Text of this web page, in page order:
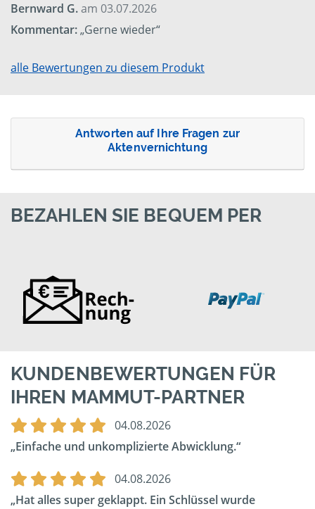
Bernward G.am 03.07.2026
Kommentar:„Gerne wieder“
alle Bewertungen zu diesem Produkt
Antworten auf Ihre Fragen zur
Aktenvernichtung
BEZAHLEN SIE BEQUEM PER
KUNDENBEWERTUNGEN FÜR
IHREN MAMMUT-PARTNER
04.08.2026
Einfache und unkomplizierte Abwicklung.
04.08.2026
Hat alles super geklappt. Ein Schlüssel wurde